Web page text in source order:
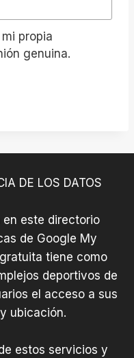
propia
genuina.
DE LOS DATOS
en este directorio
de Google My
tiene como
deportivos de
el acceso a sus
ubicación.
estos servicios y